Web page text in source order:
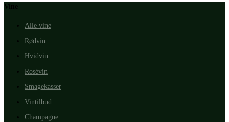
Vine
Alle vine
Rødvin
Hvidvin
Rosévin
Smagekasser
Vintilbud
Champagne